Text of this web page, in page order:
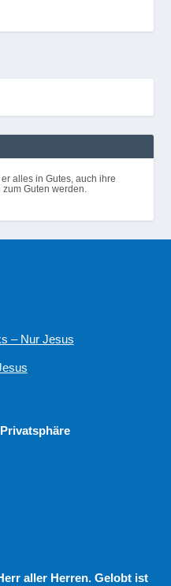
alles in Gutes, auch ihre
zum Guten werden.
– Nur Jesus
aller Herren. Gelobt ist